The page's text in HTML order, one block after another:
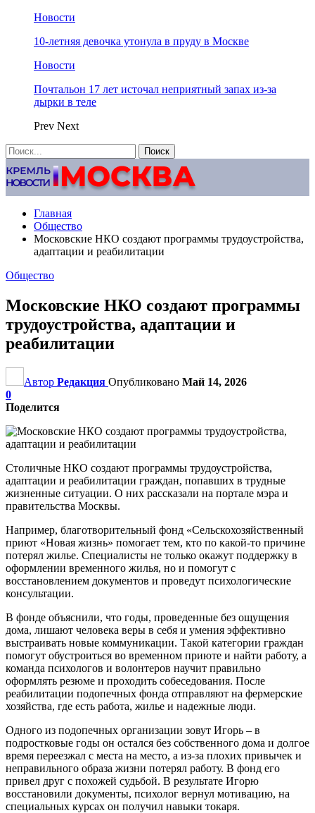
Новости
10-летняя девочка утонула в пруду в Москве
Новости
Почтальон 17 лет источал неприятный запах из-за
дырки в теле
Prev Next
Главная
Общество
Московские НКО создают программы трудоустройства,
адаптации и реабилитации
Общество
Московские НКО создают программы
трудоустройства, адаптации и
реабилитации
Автор Редакция Опубликовано Май 14, 2026
0
Поделится
Столичные НКО создают программы трудоустройства,
адаптации и реабилитации граждан, попавших в трудные
жизненные ситуации. О них рассказали на портале мэра и
правительства Москвы.
Например, благотворительный фонд «Сельскохозяйственный
приют «Новая жизнь» помогает тем, кто по какой-то причине
потерял жилье. Специалисты не только окажут поддержку в
оформлении временного жилья, но и помогут с
восстановлением документов и проведут психологические
консультации.
В фонде объяснили, что годы, проведенные без ощущения
дома, лишают человека веры в себя и умения эффективно
выстраивать новые коммуникации. Такой категории граждан
помогут обустроиться во временном приюте и найти работу, а
команда психологов и волонтеров научит правильно
оформлять резюме и проходить собеседования. После
реабилитации подопечных фонда отправляют на фермерские
хозяйства, где есть работа, жилье и надежные люди.
Одного из подопечных организации зовут Игорь – в
подростковые годы он остался без собственного дома и долгое
время переезжал с места на место, а из-за плохих привычек и
неправильного образа жизни потерял работу. В фонд его
привел друг с похожей судьбой. В результате Игорю
восстановили документы, психолог вернул мотивацию, на
специальных курсах он получил навыки токаря.